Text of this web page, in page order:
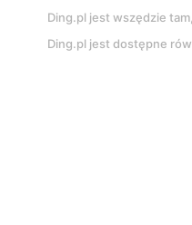
Ding.pl jest wszędzie
Ding.pl jest dostępne